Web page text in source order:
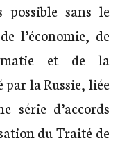
possible sans le
l’économie, de
et de la
la Russie, liée
série d’accords
du Traité de